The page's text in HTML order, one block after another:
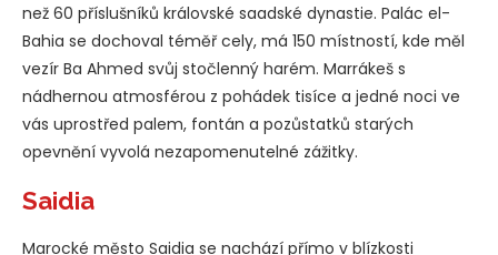
než 60 příslušníků královské saadské dynastie. Palác el-
Bahia se dochoval téměř cely, má 150 místností, kde měl
vezír Ba Ahmed svůj stočlenný harém. Marrákeš s
nádhernou atmosférou z pohádek tisíce a jedné noci ve
vás uprostřed palem, fontán a pozůstatků starých
opevnění vyvolá nezapomenutelné zážitky.
Saidia
Marocké město Saidia se nachází přímo v blízkosti